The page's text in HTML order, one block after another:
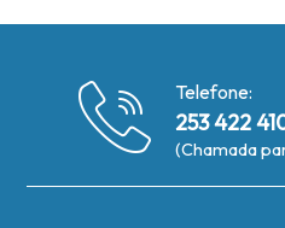
Telefone:
253 422
(Chamada